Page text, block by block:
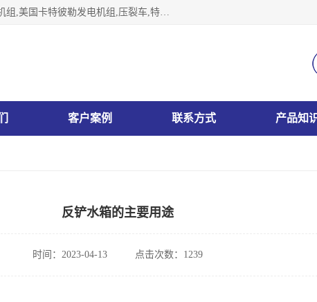
林州市万泉水箱有限责任公司专业生济南柴油机,胜动柴油机燃气机卧式,重庆康明斯发电机组,美国卡特彼勒发电机组,压裂车,特雷克斯矿车,卡特矿车,小松反铲,卡特反铲装载机,日立反铲,阿特拉斯科普柯钻机,山推推土机黄工推土机等系列水箱中冷器油冷器，公司始终发扬自力更生、艰苦奋斗的红旗渠精神、不断开拓、进取，以“先进的生产技术、一流的产品质量、良好的销售信誉”为宗旨。
客户案例 联系方式 产品知
反铲水箱的主要用途
时间：2023-04-13 点击次数：1239